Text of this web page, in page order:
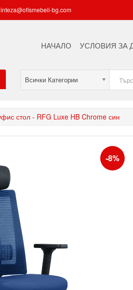
inteza@ofismebeli-bg.com
НАЧАЛО УСЛОВИЯ ЗА
Всички Категории
стол - RFG Luxe HB Chrome син
-8%